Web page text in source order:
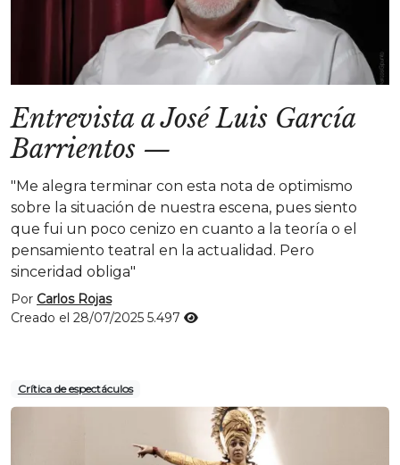
Entrevista a José Luis García
Barrientos —
"Me alegra terminar con esta nota de optimismo
sobre la situación de nuestra escena, pues siento
que fui un poco cenizo en cuanto a la teoría o el
pensamiento teatral en la actualidad. Pero
sinceridad obliga"
Por Carlos Rojas
Creado el 28/07/2025 5.497
Crítica de espectáculos